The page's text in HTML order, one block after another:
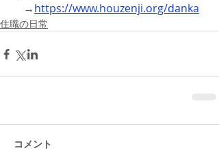
→https://www.houzenji.org/danka
住職の日常
コメント